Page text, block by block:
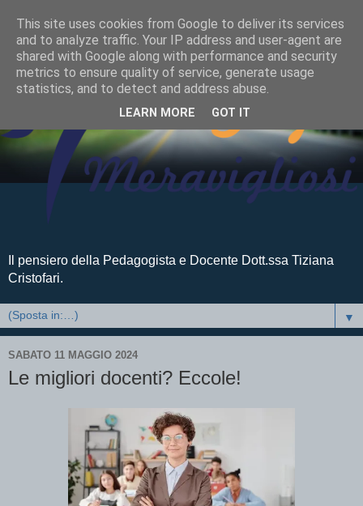
Il pensiero della Pedagogista e Docente Dott.ssa Tiziana
Cristofari.
▼
SABATO 11 MAGGIO 2024
Le migliori docenti? Eccole!
This site uses cookies from Google to deliver its services
and to analyze traffic. Your IP address and user-agent are
shared with Google along with performance and security
metrics to ensure quality of service, generate usage
statistics, and to detect and address abuse.
LEARN MORE GOT IT